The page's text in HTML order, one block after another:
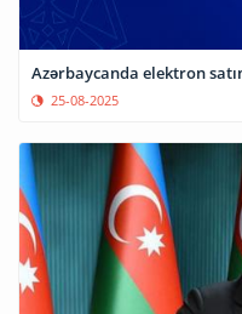
Azərbaycanda elektron
25-08-2025